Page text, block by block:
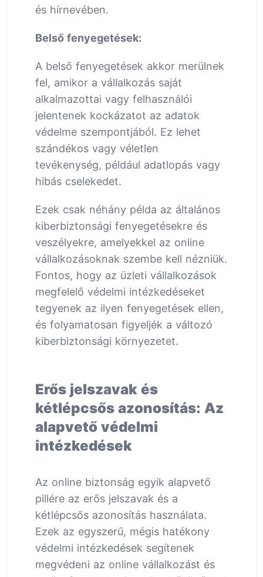
és hírnevében.
Belső fenyegetések:
A belső fenyegetések akkor merülnek
fel, amikor a vállalkozás saját
alkalmazottai vagy felhasználói
jelentenek kockázatot az adatok
védelme szempontjából. Ez lehet
szándékos vagy véletlen
tevékenység, például adatlopás vagy
hibás cselekedet.
Ezek csak néhány példa az általános
kiberbiztonsági fenyegetésekre és
veszélyekre, amelyekkel az online
vállalkozásoknak szembe kell nézniük.
Fontos, hogy az üzleti vállalkozások
megfelelő védelmi intézkedéseket
tegyenek az ilyen fenyegetések ellen,
és folyamatosan figyeljék a változó
kiberbiztonsági környezetet.
Erős jelszavak és
kétlépcsős azonosítás: Az
alapvető védelmi
intézkedések
Az online biztonság egyik alapvető
pillére az erős jelszavak és a
kétlépcsős azonosítás használata.
Ezek az egyszerű, mégis hatékony
védelmi intézkedések segítenek
megvédeni az online vállalkozást és